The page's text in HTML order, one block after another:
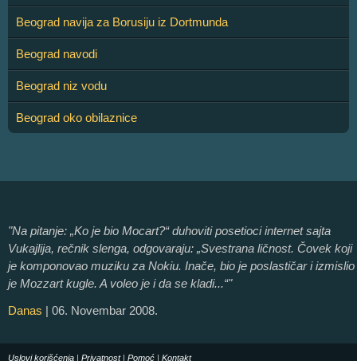
Beograd navija za Borusiju iz Dortmunda
Beograd navodi
Beograd niz vodu
Beograd oko obilaznice
"Na pitanje: „Ko je bio Mocart?“ duhoviti posetioci internet sajta
Vukajlija, rečnik slenga, odgovaraju: „Svestrana ličnost. Čovek koji
je komponovao muziku za Nokiu. Inače, bio je poslastičar i izmislio
je Mozzart kugle. A voleo je i da se kladi...“"
Danas | 06. Novembar 2008.
Uslovi korišćenja | Privatnost| Pomoć | Kontakt